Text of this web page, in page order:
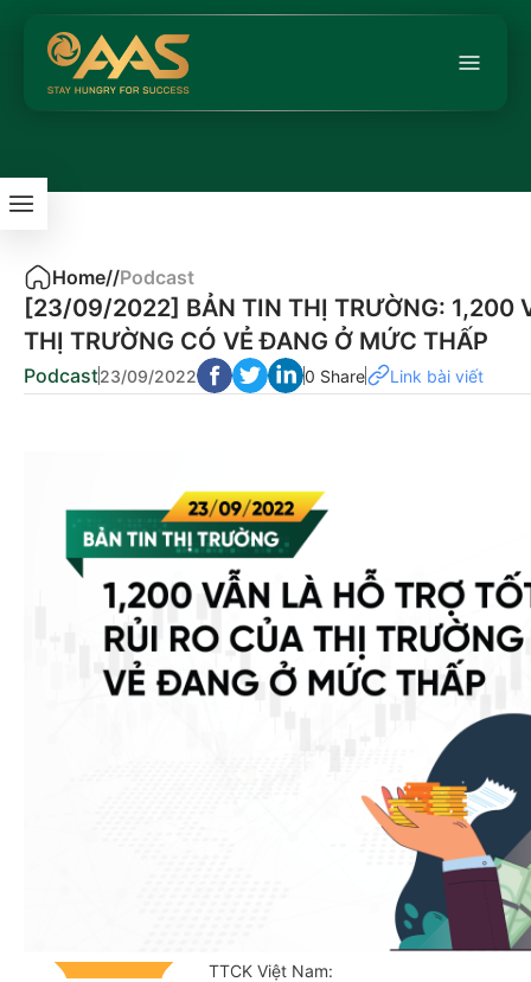
Home//Podcast
[23/09/2022] BẢN TIN THỊ TRƯỜNG: 1,200
THỊ TRƯỜNG CÓ VẺ ĐANG Ở MỨC THẤP
Podcast23/09/2022 0 Share Link bài viết
TTCK Việt Nam: